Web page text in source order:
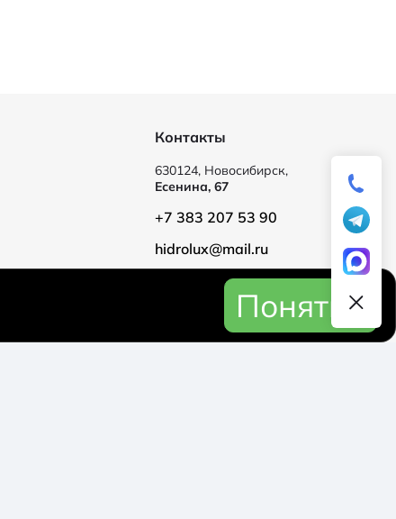
Контакты
630124, Новосибирск,
Есенина, 67
+7 383 207 53 90
hidrolux@mail.ru
Понятно